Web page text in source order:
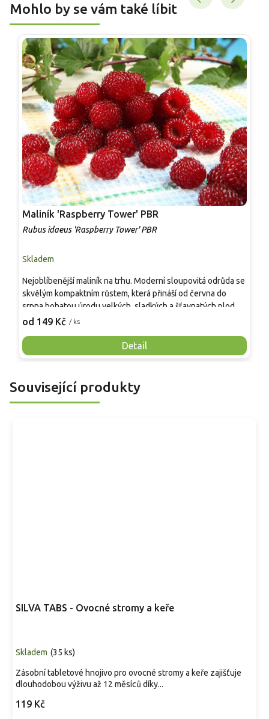
Mohlo by se vám také líbit
Maliník 'Raspberry Tower' PBR
Rubus idaeus 'Raspberry Tower' PBR
Skladem
od 149 Kč / ks
Detail
Nejoblíbenější maliník na trhu. Moderní sloupovitá odrůda se
skvělým kompaktním růstem, která přináší od června do
srpna bohatou úrodu velkých, sladkých a šťavnatých plodů.
Pevné vzpřímené výhony tvoří elegantní habitus bez
Mrazuvzdornost do −25 °C a spolehlivá vitalita z něj dělají
skvělou volbu pro každého pěstitele.
Související produkty
SILVA TABS - Ovocné stromy a keře
Skladem (35 ks)
119 Kč
Zásobní tabletové hnojivo pro ovocné stromy a keře zajišťuje
dlouhodobou výživu až 12 měsíců díky...